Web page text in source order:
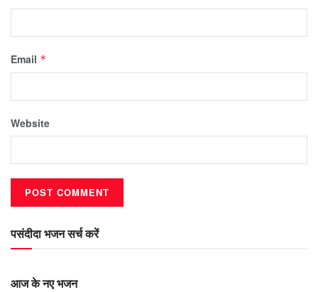
Email *
Website
पसंदीदा भजन सर्च करें
आज के नए भजन